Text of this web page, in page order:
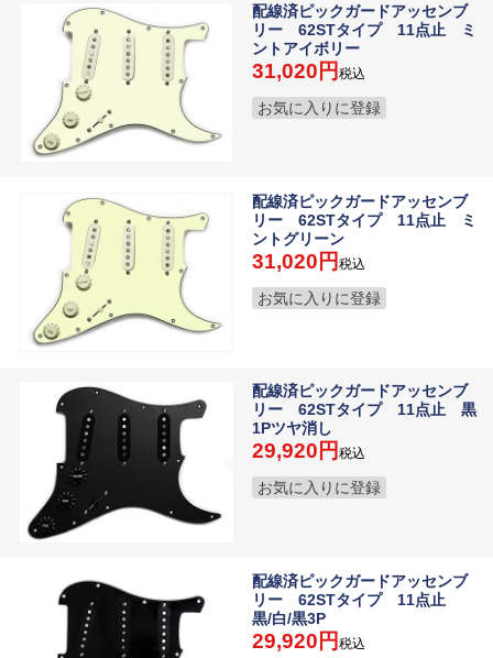
配線済ピックガードアッセンブ
リー 62STタイプ 11点止 ミ
ントアイボリー
31,020 税込
お気に入りに登録
配線済ピックガードアッセンブ
リー 62STタイプ 11点止 ミ
ントグリーン
31,020 税込
お気に入りに登録
配線済ピックガードアッセンブ
リー 62STタイプ 11点止 黒
1Pツヤ消し
29,920 税込
お気に入りに登録
配線済ピックガードアッセンブ
リー 62STタイプ 11点止
黒/白/黒3P
29,920 税込